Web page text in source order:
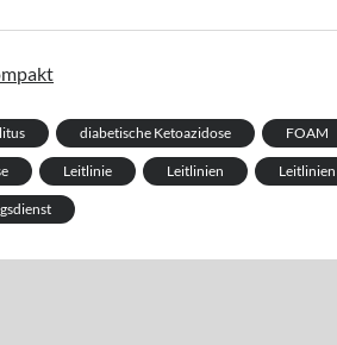
diabetische Ketoazidose FOAM
Leitlinie Leitlinien